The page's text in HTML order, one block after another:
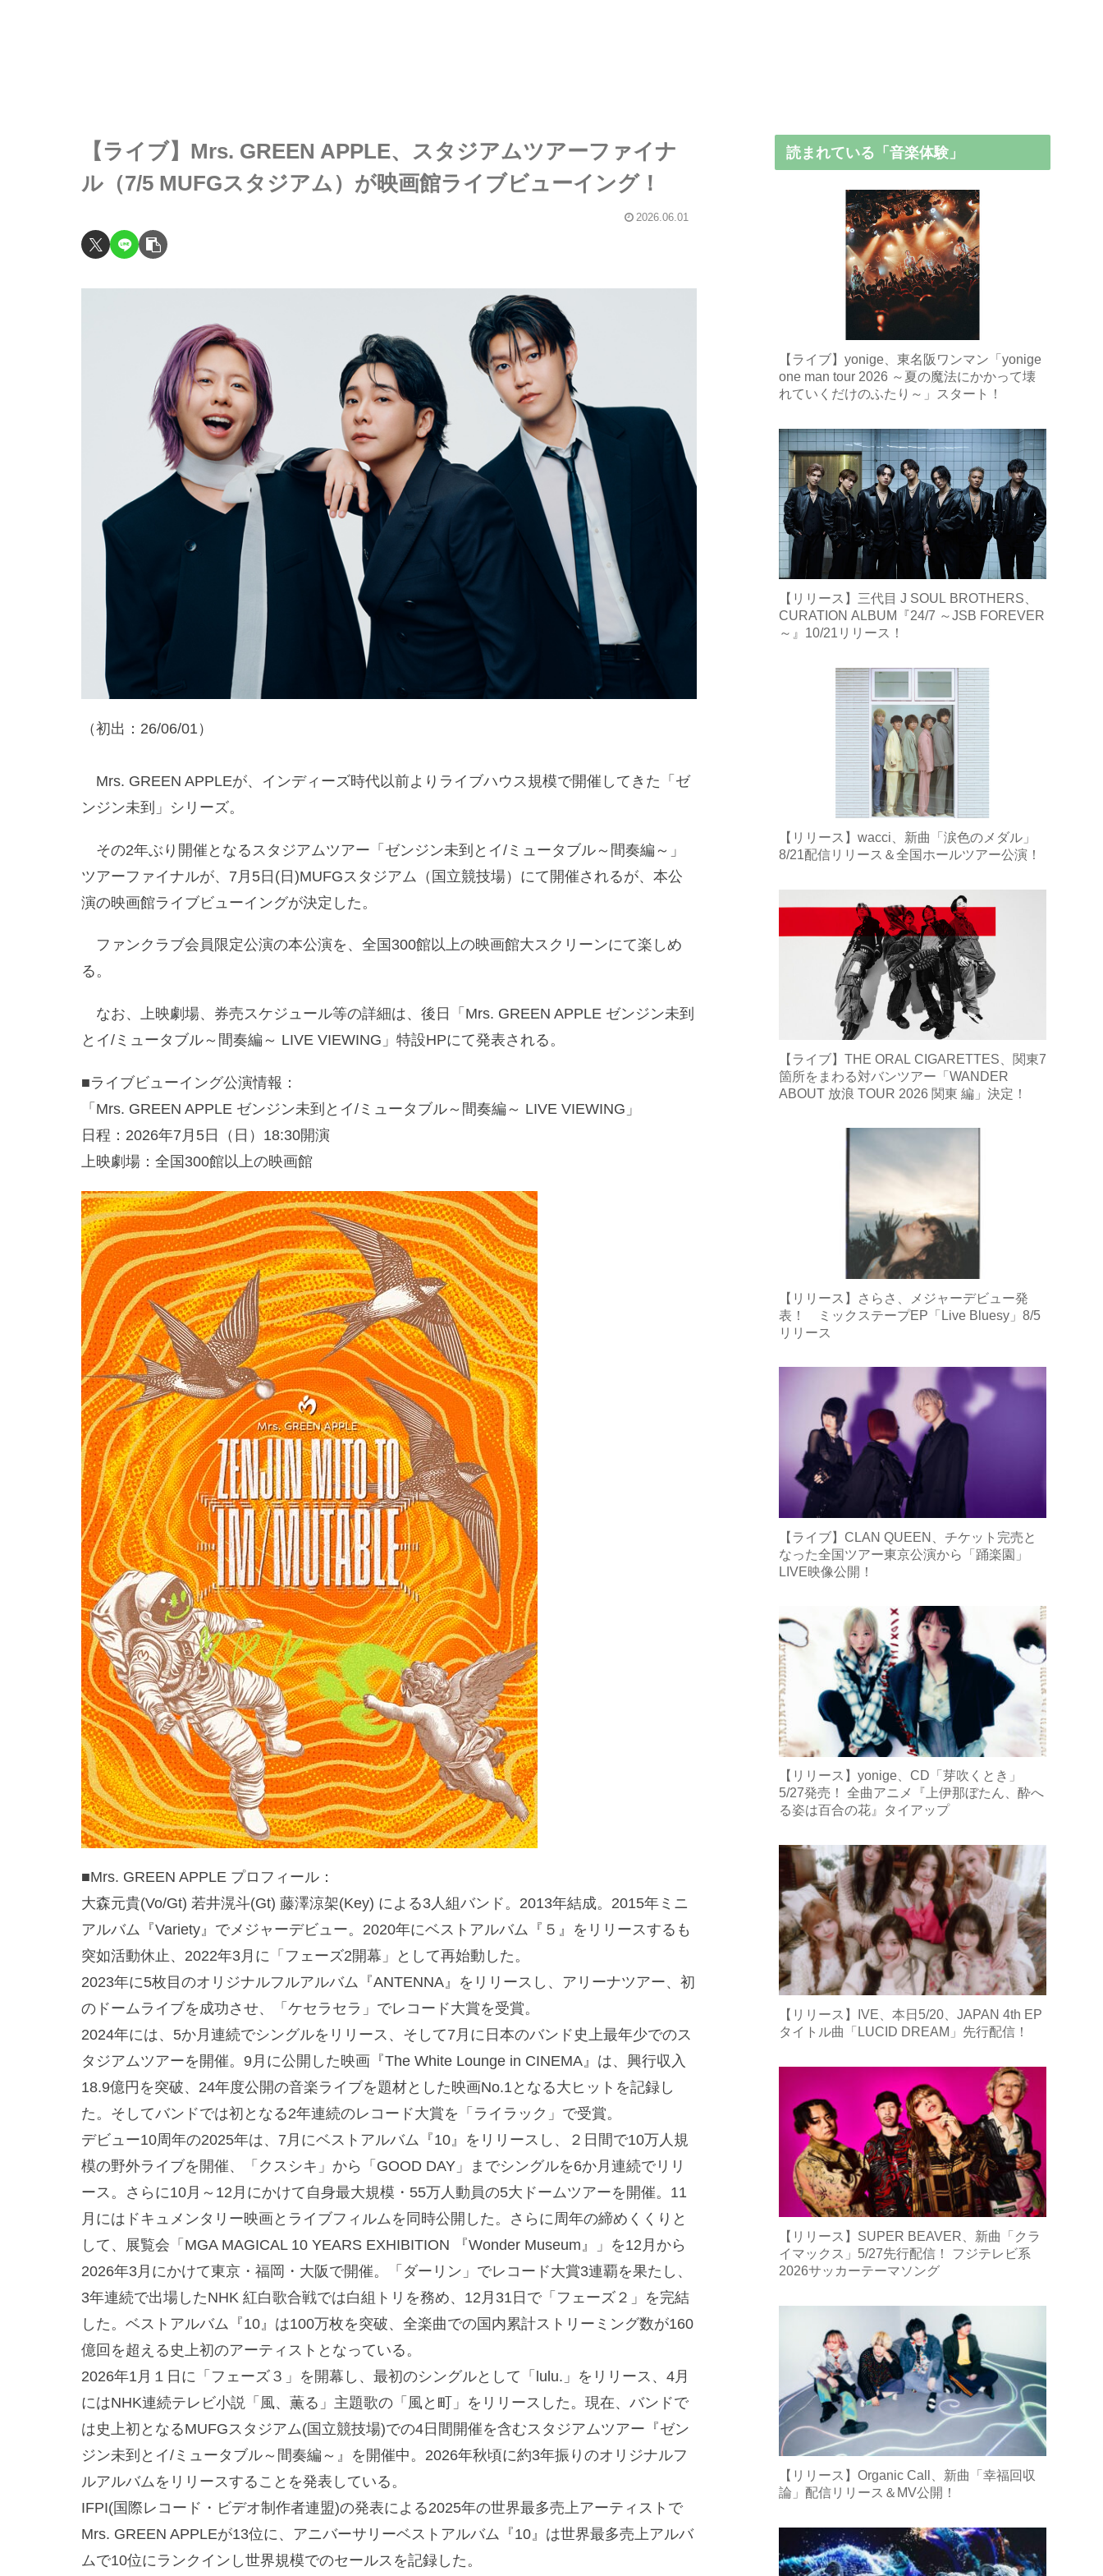
【ライブ】Mrs. GREEN APPLE、スタジアムツアーファイナ
ル（7/5 MUFGスタジアム）が映画館ライブビューイング！
2026.06.01
（初出：26/06/01）
Mrs. GREEN APPLEが、インディーズ時代以前よりライブハウス規模で開催してきた「ゼ
ンジン未到」シリーズ。
その2年ぶり開催となるスタジアムツアー「ゼンジン未到とイ/ミュータブル～間奏編～」
ツアーファイナルが、7月5日(日)MUFGスタジアム（国立競技場）にて開催されるが、本公
演の映画館ライブビューイングが決定した。
ファンクラブ会員限定公演の本公演を、全国300館以上の映画館大スクリーンにて楽しめ
る。
なお、上映劇場、券売スケジュール等の詳細は、後日「Mrs. GREEN APPLE ゼンジン未到
とイ/ミュータブル～間奏編～ LIVE VIEWING」特設HPにて発表される。
■ライブビューイング公演情報：
「Mrs. GREEN APPLE ゼンジン未到とイ/ミュータブル～間奏編～ LIVE VIEWING」
日程：2026年7月5日（日）18:30開演
上映劇場：全国300館以上の映画館
■Mrs. GREEN APPLE プロフィール：
大森元貴(Vo/Gt) 若井滉斗(Gt) 藤澤涼架(Key) による3人組バンド。2013年結成。2015年ミニ
アルバム『Variety』でメジャーデビュー。2020年にベストアルバム『５』をリリースするも
突如活動休止、2022年3月に「フェーズ2開幕」として再始動した。
2023年に5枚目のオリジナルフルアルバム『ANTENNA』をリリースし、アリーナツアー、初
のドームライブを成功させ、「ケセラセラ」でレコード大賞を受賞。
2024年には、5か月連続でシングルをリリース、そして7月に日本のバンド史上最年少でのス
タジアムツアーを開催。9月に公開した映画『The White Lounge in CINEMA』は、興行収入
18.9億円を突破、24年度公開の音楽ライブを題材とした映画No.1となる大ヒットを記録し
た。そしてバンドでは初となる2年連続のレコード大賞を「ライラック」で受賞。
デビュー10周年の2025年は、7月にベストアルバム『10』をリリースし、２日間で10万人規
模の野外ライブを開催、「クスシキ」から「GOOD DAY」までシングルを6か月連続でリリ
ース。さらに10月～12月にかけて自身最大規模・55万人動員の5大ドームツアーを開催。11
月にはドキュメンタリー映画とライブフィルムを同時公開した。さらに周年の締めくくりと
して、展覧会「MGA MAGICAL 10 YEARS EXHIBITION 『Wonder Museum』」を12月から
2026年3月にかけて東京・福岡・大阪で開催。「ダーリン」でレコード大賞3連覇を果たし、
3年連続で出場したNHK 紅白歌合戦では白組トリを務め、12月31日で「フェーズ２」を完結
した。ベストアルバム『10』は100万枚を突破、全楽曲での国内累計ストリーミング数が160
億回を超える史上初のアーティストとなっている。
2026年1月１日に「フェーズ３」を開幕し、最初のシングルとして「lulu.」をリリース、4月
にはNHK連続テレビ小説「風、薫る」主題歌の「風と町」をリリースした。現在、バンドで
は史上初となるMUFGスタジアム(国立競技場)での4日間開催を含むスタジアムツアー『ゼン
ジン未到とイ/ミュータブル～間奏編～』を開催中。2026年秋頃に約3年振りのオリジナルフ
ルアルバムをリリースすることを発表している。
IFPI(国際レコード・ビデオ制作者連盟)の発表による2025年の世界最多売上アーティストで
Mrs. GREEN APPLEが13位に、アニバーサリーベストアルバム『10』は世界最多売上アルバ
ムで10位にランクインし世界規模でのセールスを記録した。
読まれている「音楽体験」
【ライブ】yonige、東名阪ワンマン「yonige
one man tour 2026 ～夏の魔法にかかって壊
れていくだけのふたり～」スタート！
【リリース】三代目 J SOUL BROTHERS、
CURATION ALBUM『24/7 ～JSB FOREVER
～』10/21リリース！
【リリース】wacci、新曲「涙色のメダル」
8/21配信リリース＆全国ホールツアー公演！
【ライブ】THE ORAL CIGARETTES、関東7
箇所をまわる対バンツアー「WANDER
ABOUT 放浪 TOUR 2026 関東 編」決定！
【リリース】さらさ、メジャーデビュー発
表！ ミックステープEP「Live Bluesy」8/5
リリース
【ライブ】CLAN QUEEN、チケット完売と
なった全国ツアー東京公演から「踊楽園」
LIVE映像公開！
【リリース】yonige、CD「芽吹くとき」
5/27発売！ 全曲アニメ『上伊那ぼたん、酔へ
る姿は百合の花』タイアップ
【リリース】IVE、本日5/20、JAPAN 4th EP
タイトル曲「LUCID DREAM」先行配信！
【リリース】SUPER BEAVER、新曲「クラ
イマックス」5/27先行配信！ フジテレビ系
2026サッカーテーマソング
【リリース】Organic Call、新曲「幸福回収
論」配信リリース＆MV公開！